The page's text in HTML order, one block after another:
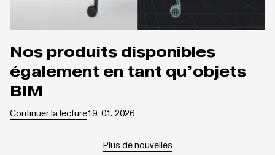
Nos produits disponibles
également en tant qu’objets
BIM
Continuer la lecture19. 01. 2026
Plus de nouvelles